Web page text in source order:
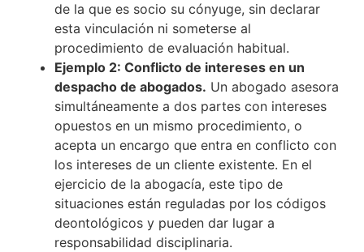
de la que es socio su cónyuge, sin declarar
esta vinculación ni someterse al
procedimiento de evaluación habitual.
Ejemplo 2: Conflicto de intereses en un
despacho de abogados. Un abogado asesora
simultáneamente a dos partes con intereses
opuestos en un mismo procedimiento, o
acepta un encargo que entra en conflicto con
los intereses de un cliente existente. En el
ejercicio de la abogacía, este tipo de
situaciones están reguladas por los códigos
deontológicos y pueden dar lugar a
responsabilidad disciplinaria.